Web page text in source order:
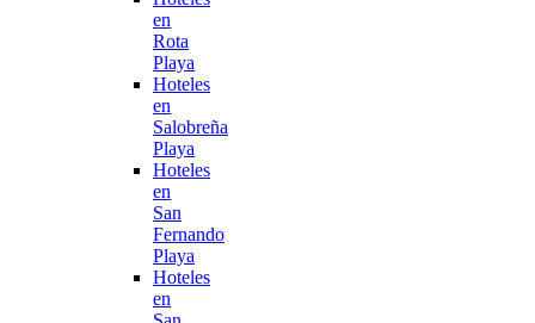
en
Rota
Playa
Hoteles
en
Salobreña
Playa
Hoteles
en
San
Fernando
Playa
Hoteles
en